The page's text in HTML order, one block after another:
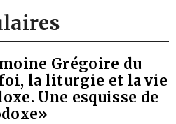
Grégoire du
la liturgie et la vie
Une esquisse de